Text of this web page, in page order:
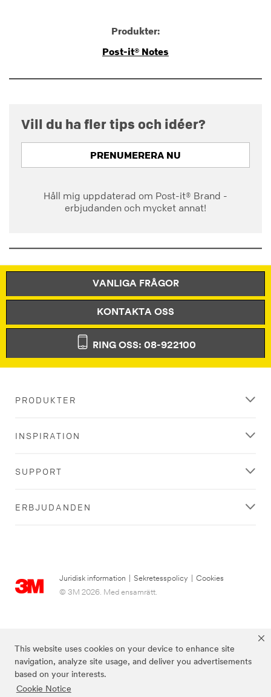
This website uses cookies on your device to enhance site
navigation, analyze site usage, and deliver you advertisements
based on your interests.
Cookie Notice
Produkter:
Post-it® Notes
Vill du ha fler tips och idéer?
PRENUMERERA NU
Håll mig uppdaterad om Post-it® Brand -
erbjudanden och mycket annat!
VANLIGA FRÅGOR
KONTAKTA OSS
RING OSS: 08-922100
PRODUKTER
INSPIRATION
SUPPORT
ERBJUDANDEN
Juridisk information Sekretesspolicy
Cookies
© 3M 2026. Med ensamrätt.